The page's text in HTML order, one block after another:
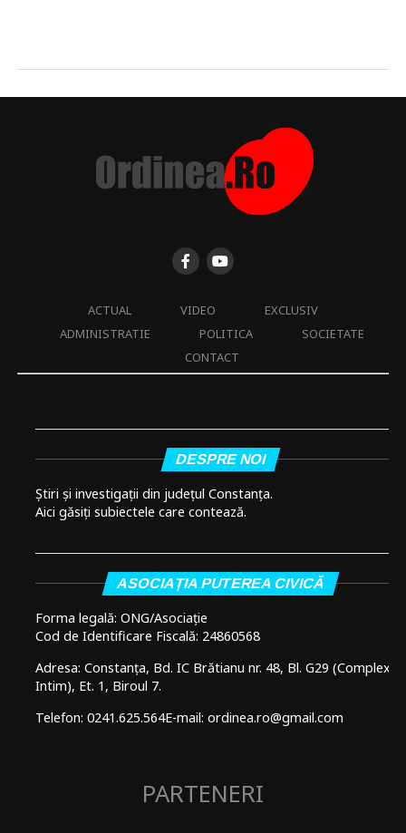
ACTUAL VIDEO
EXCLUSIV
ADMINISTRATIE
POLITICA
SOCIETATE
CONTACT
DESPRE NOI
Știri și investigații din județul Constanța.
Aici găsiți subiectele care contează.
ASOCIAȚIA PUTEREA CIVICĂ
Forma legală: ONG/Asociație
Cod de Identificare Fiscală: 24860568
Adresa: Constanța, Bd. IC Brătianu nr. 48, Bl. G29 (Complex
Intim), Et. 1, Biroul 7.
Telefon: 0241.625.564E-mail: ordinea.ro@gmail.com
PARTENERI